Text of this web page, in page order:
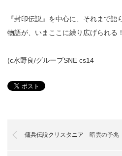
『封印伝説』を中心に、それまで
物語が、いまここに繰り広げられる！
(c水野良/グループSNE cs14
傭兵伝説クリスタニア 暗雲の予兆